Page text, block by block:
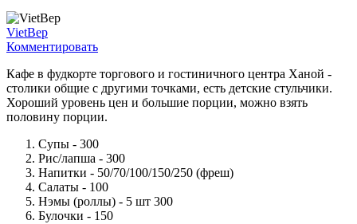
VietBep
Комментировать
Кафе в фудкорте торгового и гостиничного центра Ханой -
столики общие с другими точками, есть детские стульчики.
Хороший уровень цен и большие порции, можно взять
половину порции.
Супы - 300
Рис/лапша - 300
Напитки - 50/70/100/150/250 (фреш)
Салаты - 100
Нэмы (роллы) - 5 шт 300
Булочки - 150